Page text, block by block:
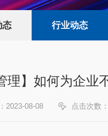
态 行业动态
理】如何为企业
2023-08-08 点击次数：